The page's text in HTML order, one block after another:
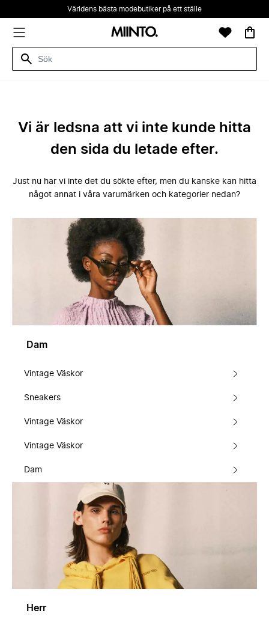
Världens bästa modebutiker på ett ställe
Vi är ledsna att vi inte kunde hitta
den sida du letade efter.
Just nu har vi inte det du sökte efter, men du kanske kan hitta
något annat i våra varumärken och kategorier nedan?
Dam
Vintage Väskor
Sneakers
Vintage Väskor
Vintage Väskor
Dam
Herr